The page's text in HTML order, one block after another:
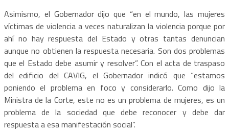
Asimismo, el Gobernador dijo que “en el mundo, las mujeres
víctimas de violencia a veces naturalizan la violencia porque por
ahí no hay respuesta del Estado y otras tantas denuncian
aunque no obtienen la respuesta necesaria. Son dos problemas
que el Estado debe asumir y resolver”. Con el acta de traspaso
del edificio del CAVIG, el Gobernador indicó que “estamos
poniendo el problema en foco y considerarlo. Como dijo la
Ministra de la Corte, este no es un problema de mujeres, es un
problema de la sociedad que debe reconocer y debe dar
respuesta a esa manifestación social”.